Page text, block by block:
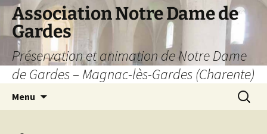
Aller
contenu
Association Notre Dame de
Gardes
Préservation et animation de Notre Dame
de Gardes – Magnac-lès-Gardes (Charente)
Menu